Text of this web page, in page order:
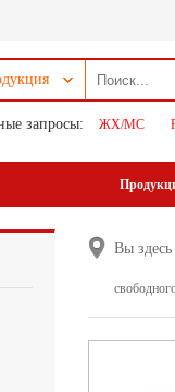
запросы: ЖХ/МС
Вы